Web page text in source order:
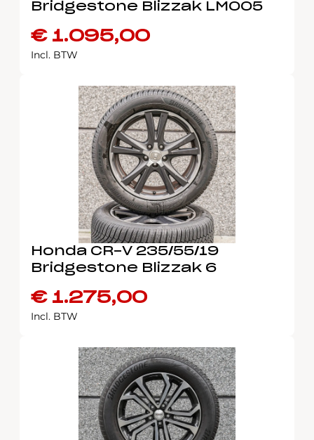
Bridgestone Blizzak LM005
€1.095,00
Incl. BTW
Honda CR-V 235/55/19
Bridgestone Blizzak 6
€1.275,00
Incl. BTW